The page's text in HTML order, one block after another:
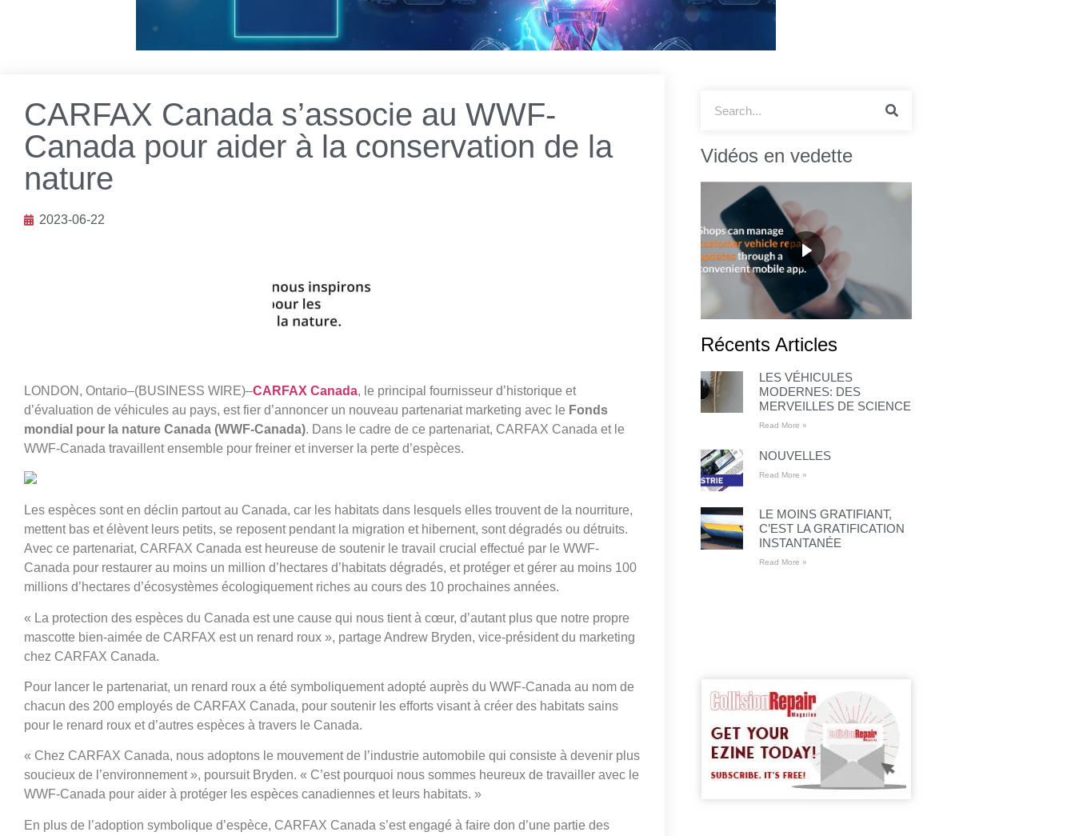
CARFAX Canada s’associe au WWF-
Canada pour aider à la conservation de la
nature
2023-06-22
LONDON, Ontario–(BUSINESS WIRE)–CARFAX Canada, le principal fournisseur d’historique et
d’évaluation de véhicules au pays, est fier d’annoncer un nouveau partenariat marketing avec le Fonds
mondial pour la nature Canada (WWF-Canada). Dans le cadre de ce partenariat, CARFAX Canada et le
WWF-Canada travaillent ensemble pour freiner et inverser la perte d’espèces.
Les espèces sont en déclin partout au Canada, car les habitats dans lesquels elles trouvent de la nourriture,
mettent bas et élèvent leurs petits, se reposent pendant la migration et hibernent, sont dégradés ou détruits.
Avec ce partenariat, CARFAX Canada est heureuse de soutenir le travail crucial effectué par le WWF-
Canada pour restaurer au moins un million d’hectares d’habitats dégradés, et protéger et gérer au moins 100
millions d’hectares d’écosystèmes écologiquement riches au cours des 10 prochaines années.
« La protection des espèces du Canada est une cause qui nous tient à cœur, d’autant plus que notre propre
mascotte bien-aimée de CARFAX est un renard roux », partage Andrew Bryden, vice-président du marketing
chez CARFAX Canada.
Pour lancer le partenariat, un renard roux a été symboliquement adopté auprès du WWF-Canada au nom de
chacun des 200 employés de CARFAX Canada, pour soutenir les efforts visant à créer des habitats sains
pour le renard roux et d’autres espèces à travers le Canada.
« Chez CARFAX Canada, nous adoptons le mouvement de l’industrie automobile qui consiste à devenir plus
soucieux de l’environnement », poursuit Bryden. « C’est pourquoi nous sommes heureux de travailler avec le
WWF-Canada pour aider à protéger les espèces canadiennes et leurs habitats. »
En plus de l’adoption symbolique d’espèce, CARFAX Canada s’est engagé à faire don d’une partie des
Vidéos en vedette
Récents Articles
LES VÉHICULES
MODERNES: DES
MERVEILLES DE SCIENCE
Read More »
NOUVELLES
Read More »
LE MOINS GRATIFIANT,
C’EST LA GRATIFICATION
INSTANTANÉE
Read More »